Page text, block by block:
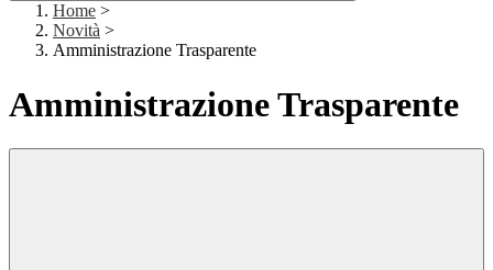
Home >
Novità >
Amministrazione Trasparente
Amministrazione Trasparente